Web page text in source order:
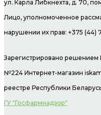
ул. Карла Либкнехта, д. 70,
Лицо, уполномоченное
нарушении их прав: +375 (44)
Зарегистрировано
№224 Интернет-магазин
реестре Республики
ГУ "Госфармнадзор"